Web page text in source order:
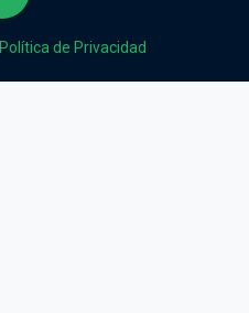
Política de Privacidad